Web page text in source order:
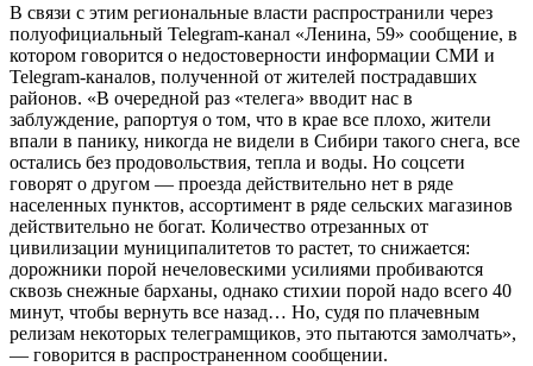
В связи с этим региональные власти распространили через
полуофициальный Telegram-канал «Ленина, 59» сообщение, в
котором говорится о недостоверности информации СМИ и
Telegram-каналов, полученной от жителей пострадавших
районов. «В очередной раз «телега» вводит нас в
заблуждение, рапортуя о том, что в крае все плохо, жители
впали в панику, никогда не видели в Сибири такого снега, все
остались без продовольствия, тепла и воды. Но соцсети
говорят о другом — проезда действительно нет в ряде
населенных пунктов, ассортимент в ряде сельских магазинов
действительно не богат. Количество отрезанных от
цивилизации муниципалитетов то растет, то снижается:
дорожники порой нечеловескими усилиями пробиваются
сквозь снежные барханы, однако стихии порой надо всего 40
минут, чтобы вернуть все назад… Но, судя по плачевным
релизам некоторых телеграмщиков, это пытаются замолчать»,
— говорится в распространенном сообщении.